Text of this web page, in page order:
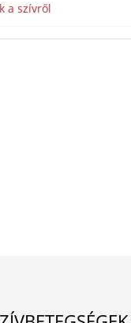
a szívről